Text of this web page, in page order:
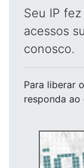
Seu IP
acessos
conosco.
Para liberar
responda